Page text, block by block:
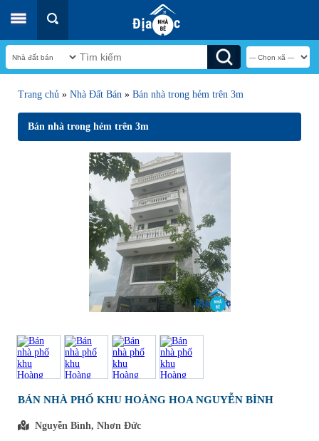
Trang chủ » Nhà Đất Bán » Bán nhà trong hẻm trên 3m
Bán nhà trong hẻm trên 3m
BÁN NHÀ PHỐ KHU HOÀNG HOA NGUYỄN BÌNH
Nguyễn Bình, Nhơn Đức